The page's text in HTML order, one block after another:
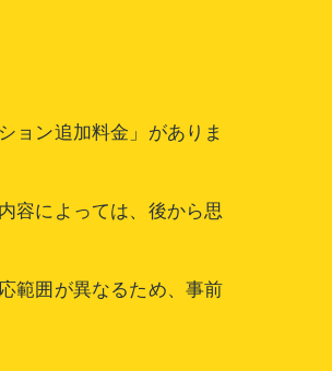
ョン追加料金」がありま
容によっては、後から思
範囲が異なるため、事前